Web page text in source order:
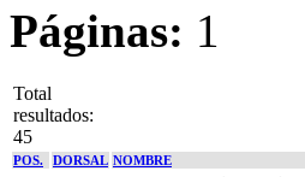
Páginas: 1
Total
resultados:
45
POS. DORSAL NOMBRE